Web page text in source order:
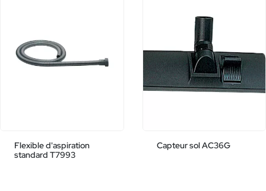
Flexible d'aspiration
standard T7993
Capteur sol AC36G